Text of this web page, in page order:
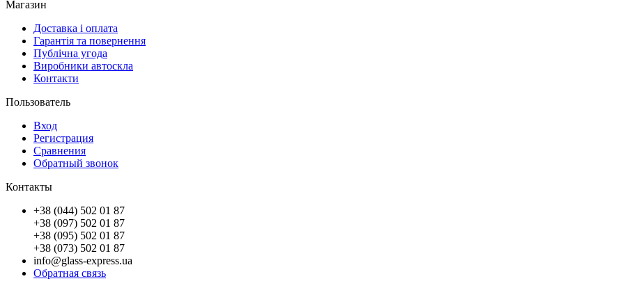
Магазин
Доставка і оплата
Гарантія та повернення
Публічна угода
Виробники автоскла
Контакти
Пользователь
Вход
Регистрация
Сравнения
Обратный звонок
Контакты
+38 (044) 502 01 87
+38 (097) 502 01 87
+38 (095) 502 01 87
+38 (073) 502 01 87
info@glass-express.ua
Обратная связь